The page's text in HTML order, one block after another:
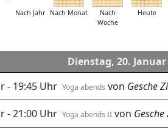
Nach Jahr Nach Monat
Nach
Woche
Heute
Dienstag, 20. Januar
- 19:45 Uhr Yoga abends von Gesche
- 21:00 Uhr Yoga abends IIvon